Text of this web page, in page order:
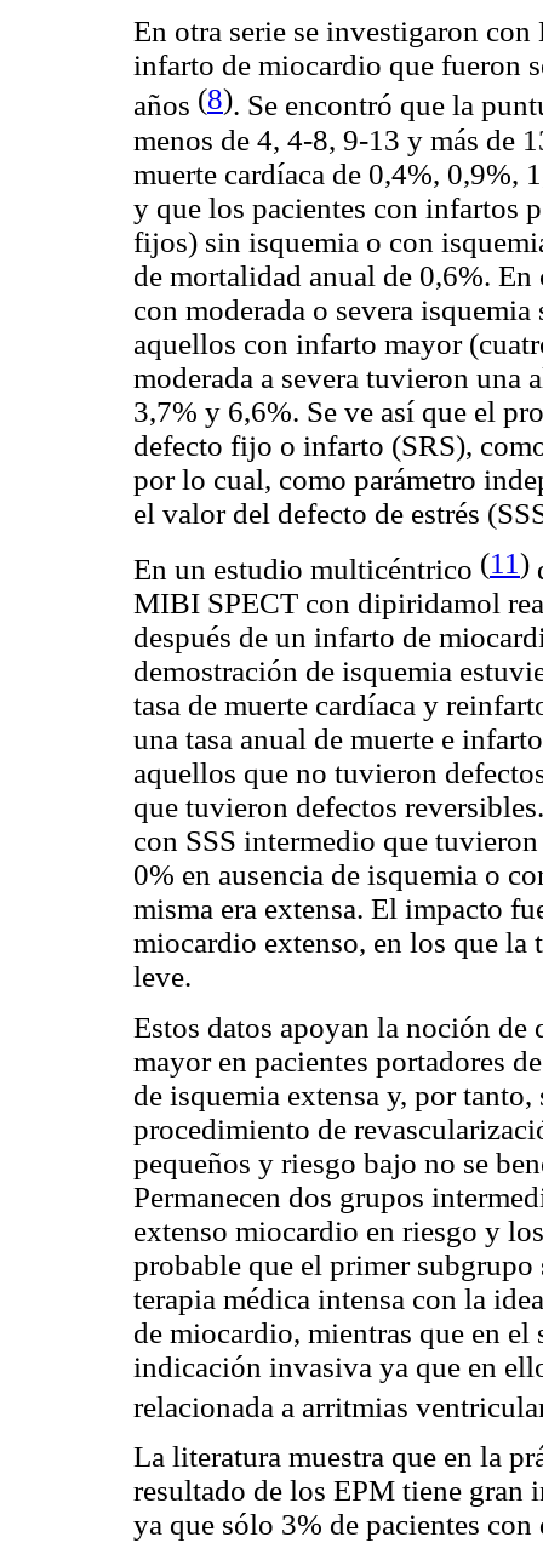
En otra serie se investigaron
infarto de miocardio que fueron
años (8). Se encontró que la
menos de 4, 4-8, 9-13 y más de
muerte cardíaca de 0,4%, 0,9%,
y que los pacientes con infartos
fijos) sin isquemia o con
de mortalidad anual de 0,6%.
con moderada o severa
aquellos con infarto mayor
moderada a severa tuvieron una
3,7% y 6,6%. Se ve así que el
defecto fijo o infarto (SRS),
por lo cual, como parámetro
el valor del defecto de estrés
En un estudio multicéntrico (11)
MIBI SPECT con dipiridamol
después de un infarto de
demostración de isquemia
tasa de muerte cardíaca y
una tasa anual de muerte e
aquellos que no tuvieron
que tuvieron defectos
con SSS intermedio que
0% en ausencia de isquemia o
misma era extensa. El impacto
miocardio extenso, en los que la
leve.
Estos datos apoyan la noción de
mayor en pacientes portadores
de isquemia extensa y, por
procedimiento de
pequeños y riesgo bajo no se
Permanecen dos grupos
extenso miocardio en riesgo y
probable que el primer
terapia médica intensa con la
de miocardio, mientras que en el
indicación invasiva ya que en
relacionada a arritmias
La literatura muestra que en la
resultado de los EPM tiene gran
ya que sólo 3% de pacientes